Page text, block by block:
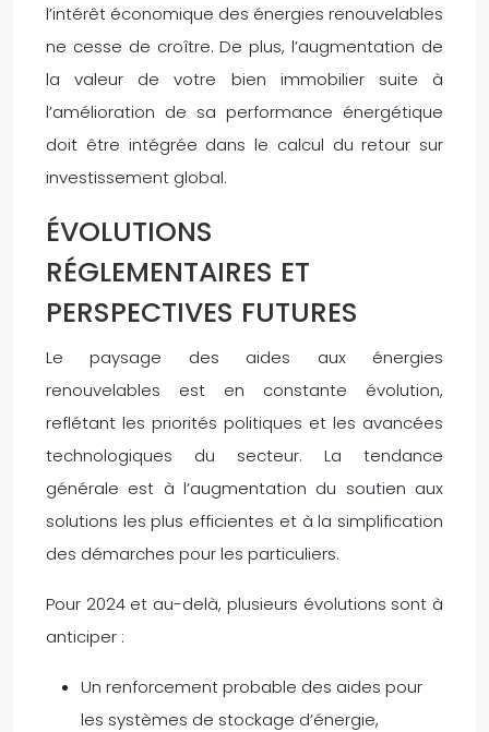
l’intérêt économique des énergies renouvelables
ne cesse de croître. De plus, l’augmentation de
la valeur de votre bien immobilier suite à
l’amélioration de sa performance énergétique
doit être intégrée dans le calcul du retour sur
investissement global.
ÉVOLUTIONS
RÉGLEMENTAIRES ET
PERSPECTIVES FUTURES
Le paysage des aides aux énergies
renouvelables est en constante évolution,
reflétant les priorités politiques et les avancées
technologiques du secteur. La tendance
générale est à l’augmentation du soutien aux
solutions les plus efficientes et à la simplification
des démarches pour les particuliers.
Pour 2024 et au-delà, plusieurs évolutions sont à
anticiper :
Un renforcement probable des aides pour
les systèmes de stockage d’énergie,